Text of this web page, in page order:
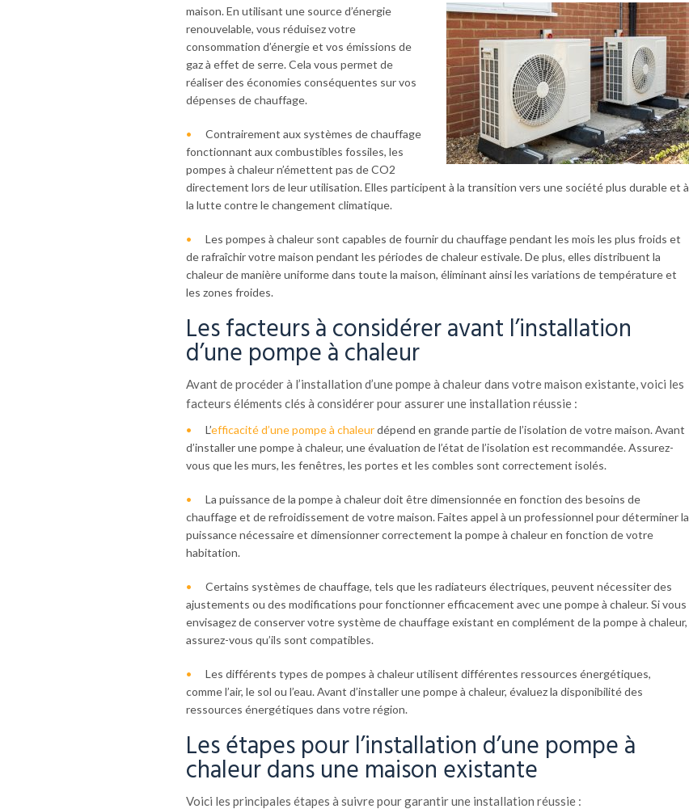
maison. En utilisant unesource d’énergie
renouvelable, vous réduisez votre
consommation d’énergie et vos émissions de
gaz à effet de serre. Cela vous permet de
réaliser des économies conséquentes sur vos
dépenses de chauffage.
Contrairement aux systèmes de chauffage
fonctionnant aux combustibles fossiles, les
pompes à chaleur n’émettent pas de CO2
directement lors de leur utilisation. Elles participent à la transition vers une société plus durable et à
la lutte contre le changement climatique.
Les pompes à chaleur sont capables de fournir du chauffage pendant les mois les plus froids et
de rafraîchir votre maison pendant les périodes de chaleur estivale. De plus, elles distribuent la
chaleur de manière uniforme dans toute la maison, éliminant ainsi les variations de température et
les zones froides.
Les facteurs à considérer avant l’installation
d’une pompe à chaleur
Avant de procéder à l’installation d’une pompe à chaleur dans votre maison existante, voici les
facteurs éléments clés à considérer pour assurer une installation réussie :
L’efficacité d’une pompe à chaleurdépend en grande partie de l’isolation de votre maison. Avant
d’installer une pompe à chaleur, une évaluation de l’état de l’isolation est recommandée. Assurez-
vous que les murs, les fenêtres, les portes et les combles sont correctement isolés.
La puissance de la pompe à chaleur doit être dimensionnée en fonction des besoins de
chauffage et de refroidissement de votre maison. Faites appel à un professionnel pour déterminer la
puissance nécessaire et dimensionner correctement la pompe à chaleur en fonction de votre
habitation.
Certains systèmes de chauffage, tels que les radiateurs électriques, peuvent nécessiter des
ajustements ou des modifications pour fonctionner efficacement avec une pompe à chaleur. Si vous
envisagez de conserver votre système de chauffage existant en complément de la pompe à chaleur,
assurez-vous qu’ils sont compatibles.
Les différents types de pompes à chaleur utilisent différentes ressources énergétiques,
comme l’air, le sol ou l’eau. Avant d’installer une pompe à chaleur, évaluez la disponibilité des
ressources énergétiques dans votre région.
Les étapes pour l’installation d’une pompe à
chaleur dans une maison existante
Voici les principales étapes à suivre pour garantir une installation réussie :